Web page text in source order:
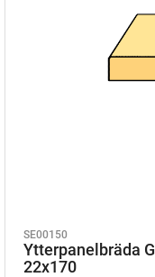
SE00150
Ytterpanelbräda
22x170